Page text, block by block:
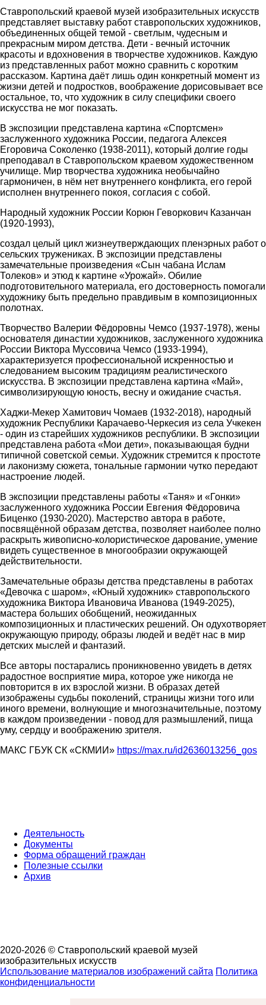
Ставропольский краевой музей изобразительных искусств
представляет выставку работ ставропольских художников,
объединенных общей темой - светлым, чудесным и
прекрасным миром детства. Дети - вечный источник
красоты и вдохновения в творчестве художников. Каждую
из представленных работ можно сравнить с коротким
рассказом. Картина даёт лишь один конкретный момент из
жизни детей и подростков, воображение дорисовывает все
остальное, то, что художник в силу специфики своего
искусства не мог показать.
В экспозиции представлена картина «Спортсмен»
заслуженного художника России, педагога Алексея
Егоровича Соколенко (1938-2011), который долгие годы
преподавал в Ставропольском краевом художественном
училище. Мир творчества художника необычайно
гармоничен, в нём нет внутреннего конфликта, его герой
исполнен внутреннего покоя, согласия с собой.
Народный художник России Корюн Геворкович Казанчан
(1920-1993),
создал целый цикл жизнеутверждающих пленэрных работ о
сельских тружениках. В экспозиции представлены
замечательные произведения «Сын чабана Ислам
Толеков» и этюд к картине «Урожай». Обилие
подготовительного материала, его достоверность помогали
художнику быть предельно правдивым в композиционных
полотнах.
Творчество Валерии Фёдоровны Чемсо (1937-1978), жены
основателя династии художников, заслуженного художника
России Виктора Муссовича Чемсо (1933-1994),
характеризуется профессиональной искренностью и
следованием высоким традициям реалистического
искусства. В экспозиции представлена картина «Май»,
символизирующую юность, весну и ожидание счастья.
Хаджи-Мекер Хамитович Чомаев (1932-2018), народный
художник Республики Карачаево-Черкесия из села Учкекен
- один из старейших художников республики. В экспозиции
представлена работа «Мои дети», показывающая будни
типичной советской семьи. Художник стремится к простоте
и лаконизму сюжета, тональные гармонии чутко передают
настроение людей.
В экспозиции представлены работы «Таня» и «Гонки»
заслуженного художника России Евгения Фёдоровича
Биценко (1930-2020). Мастерство автора в работе,
посвящённой образам детства, позволяет наиболее полно
раскрыть живописно-колористическое дарование, умение
видеть существенное в многообразии окружающей
действительности.
Замечательные образы детства представлены в работах
«Девочка с шаром», «Юный художник» ставропольского
художника Виктора Ивановича Иванова (1949-2025),
мастера больших обобщений, неожиданных
композиционных и пластических решений. Он одухотворяет
окружающую природу, образы людей и ведёт нас в мир
детских мыслей и фантазий.
Все авторы постарались проникновенно увидеть в детях
радостное восприятие мира, которое уже никогда не
повторится в их взрослой жизни. В образах детей
изображены судьбы поколений, страницы жизни того или
иного времени, волнующие и многозначительные, поэтому
в каждом произведении - повод для размышлений, пища
уму, сердцу и воображению зрителя.
МАКС ГБУК СК «СКМИИ» https://max.ru/id2636013256_gos
Деятельность
Документы
Форма обращений граждан
Полезные ссылки
Архив
2020-2026 © Ставропольский краевой музей
изобразительных искусств
Использование материалов изображений сайта Политика
конфиденциальности